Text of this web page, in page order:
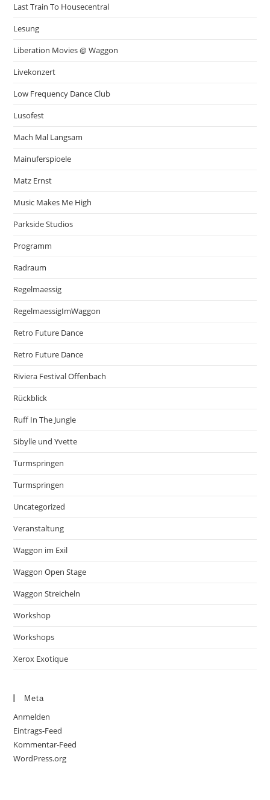
Last Train To Housecentral
Lesung
Liberation Movies @ Waggon
Livekonzert
Low Frequency Dance Club
Lusofest
Mach Mal Langsam
Mainuferspioele
Matz Ernst
Music Makes Me High
Parkside Studios
Programm
Radraum
Regelmaessig
RegelmaessigImWaggon
Retro Future Dance
Retro Future Dance
Riviera Festival Offenbach
Rückblick
Ruff In The Jungle
Sibylle und Yvette
Turmspringen
Turmspringen
Uncategorized
Veranstaltung
Waggon im Exil
Waggon Open Stage
Waggon Streicheln
Workshop
Workshops
Xerox Exotique
Meta
Anmelden
Eintrags-Feed
Kommentar-Feed
WordPress.org